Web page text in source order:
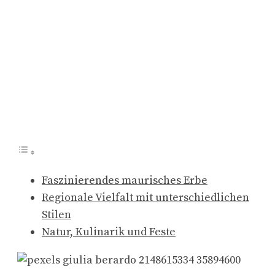
Faszinierendes maurisches Erbe
Regionale Vielfalt mit unterschiedlichen
Stilen
Natur, Kulinarik und Feste